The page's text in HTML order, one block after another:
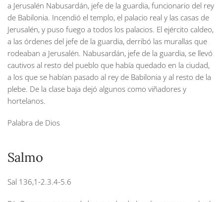
a Jerusalén Nabusardán, jefe de la guardia, funcionario del rey
de Babilonia. Incendió el templo, el palacio real y las casas de
Jerusalén, y puso fuego a todos los palacios. El ejército caldeo,
a las órdenes del jefe de la guardia, derribó las murallas que
rodeaban a Jerusalén. Nabusardán, jefe de la guardia, se llevó
cautivos al resto del pueblo que había quedado en la ciudad,
a los que se habían pasado al rey de Babilonia y al resto de la
plebe. De la clase baja dejó algunos como viñadores y
hortelanos.
Palabra de Dios
Salmo
Sal 136,1-2.3.4-5.6